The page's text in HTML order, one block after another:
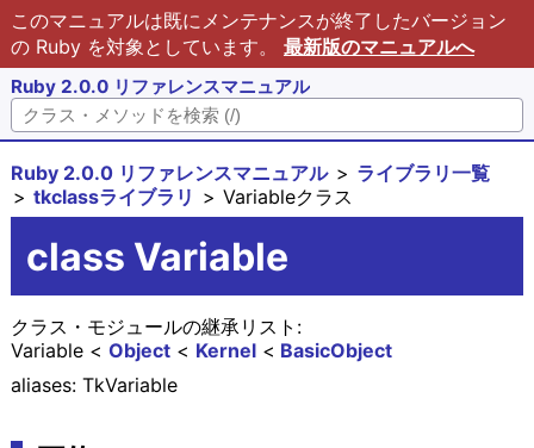
このマニュアルは既にメンテナンスが終了したバージョン
の Ruby を対象としています。 最新版のマニュアルへ
Ruby 2.0.0 リファレンスマニュアル
Ruby 2.0.0 リファレンスマニュアル
ライブラリ一覧
tkclassライブラリ
Variableクラス
class Variable
クラス・モジュールの継承リスト:
BasicObject
Kernel
Object
Variable
aliases: TkVariable